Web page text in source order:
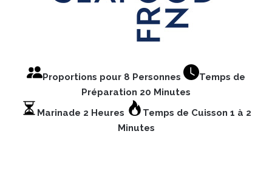
Proportions pour 8 Personnes
Temps de
Préparation 20 Minutes
Marinade 2 Heures
Temps de Cuisson 1 à 2
Minutes